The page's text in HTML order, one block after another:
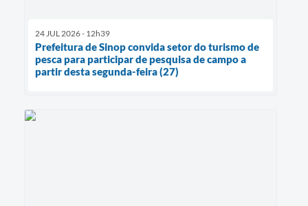
24 JUL 2026 - 12h39
Prefeitura de Sinop convida setor do turismo de
pesca para participar de pesquisa de campo a
partir desta segunda-feira (27)